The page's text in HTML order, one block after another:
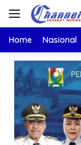
Langsung
Home Nasional